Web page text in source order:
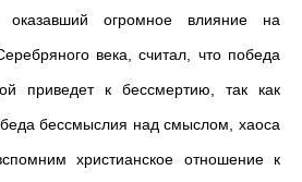
огромное влияние на
века, считал, что победа
приведет к бессмертию, так как
бессмыслия над смыслом, хаоса
христианское отношение к